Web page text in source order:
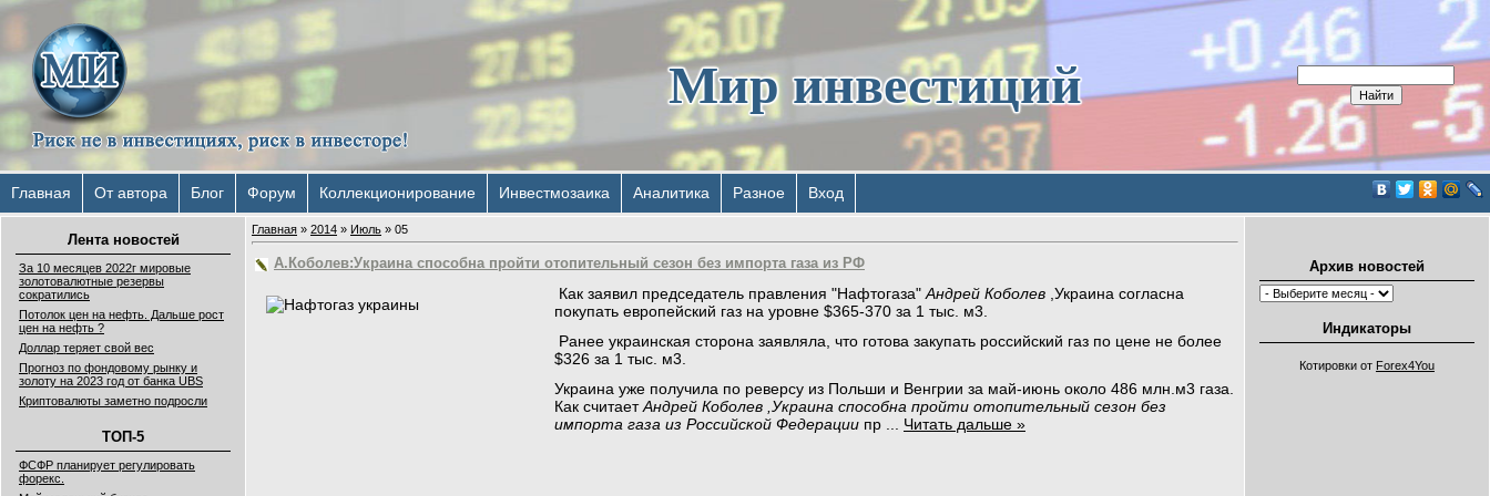
Мир инвестиций
Главная От автора Блог Форум Коллекционирование Инвестмозаика Аналитика Разное Вход
Лента новостей
За 10 месяцев 2022г мировые
золотовалютные резервы
сократились
Потолок цен на нефть. Дальше рост
цен на нефть ?
Доллар теряет свой вес
Прогноз по фондовому рынку и
золоту на 2023 год от банка UBS
Криптовалюты заметно подросли
ТОП-5
ФСФР планирует регулировать
форекс.
Главная » 2014 » Июль » 05
А.Коболев:Украина способна пройти отопительный сезон без импорта газа из РФ
Как заявил председатель правления "Нафтогаза"Андрей Коболев ,Украина согласна
покупать европейский газ на уровне $365-370 за 1 тыс. м3.
Ранее украинская сторона заявляла, что готова закупать российский газ по цене не более
$326 за 1 тыс. м3.
Украина уже получила по реверсу из Польши и Венгрии за май-июнь около 486 млн.м3 газа.
Как считаетАндрей Коболев ,Украина способна пройти отопительный сезон без
импорта газа из Российской Федерации пр Читать дальше »
Архив новостей
Индикаторы
Котировки от Forex4You